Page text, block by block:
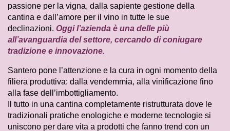
passione per la vigna, dalla sapiente gestione della
cantina e dall’amore per il vino in tutte le sue
declinazioni. Oggi l’azienda è una delle più
all’avanguardia del settore, cercando di coniugare
tradizione e innovazione.
Santero pone l’attenzione e la cura in ogni momento della
filiera produttiva: dalla vendemmia, alla vinificazione fino
alla fase dell’imbottigliamento.
Il tutto in una cantina completamente ristrutturata dove le
tradizionali pratiche enologiche e moderne tecnologie si
uniscono per dare vita a prodotti che fanno trend con un